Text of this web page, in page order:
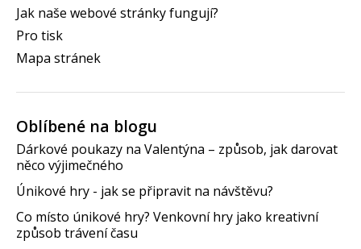
Jak naše webové stránky fungují?
Pro tisk
Mapa stránek
Oblíbené na blogu
Dárkové poukazy na Valentýna – způsob, jak darovat
něco výjimečného
Únikové hry - jak se připravit na návštěvu?
Co místo únikové hry? Venkovní hry jako kreativní
způsob trávení času